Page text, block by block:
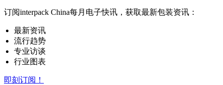
订阅interpack China每月电子快讯，获取最新包装资讯：
最新资讯
流行趋势
专业访谈
行业图表
即刻订阅！